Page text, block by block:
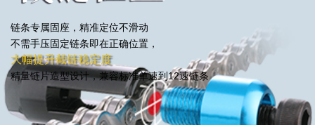
链条专属固座，精准定位不滑动
不需手压固定链条即在正确位置，
大幅提升截链稳定度
精量链片造型设计，兼容标准单速到12速链条